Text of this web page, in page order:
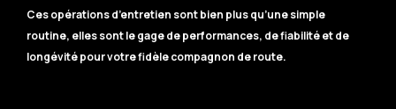
Ces opérations d’entretien sont bien plus qu’une simple
routine, elles sont le gage de performances, de fiabilité et de
longévité pour votre fidèle compagnon de route.